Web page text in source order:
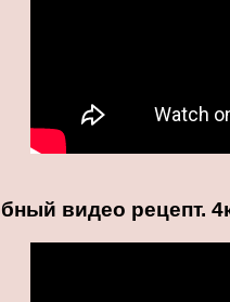
видео рецепт.